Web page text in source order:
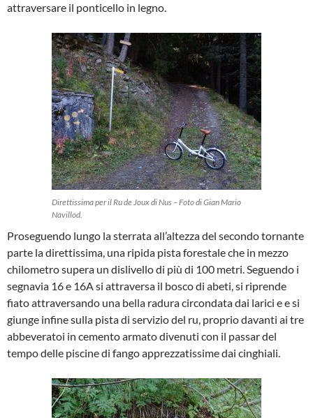
attraversare il ponticello in legno.
Direttissima per il Ru de Joux di Nus – Foto di Gian Mario
Navillod.
Proseguendo lungo la sterrata all’altezza del secondo tornante
parte la direttissima, una ripida pista forestale che in mezzo
chilometro supera un dislivello di più di 100 metri. Seguendo i
segnavia 16 e 16A si attraversa il bosco di abeti, si riprende
fiato attraversando una bella radura circondata dai larici e e si
giunge infine sulla pista di servizio del ru, proprio davanti ai tre
abbeveratoi in cemento armato divenuti con il passar del
tempo delle piscine di fango apprezzatissime dai cinghiali.